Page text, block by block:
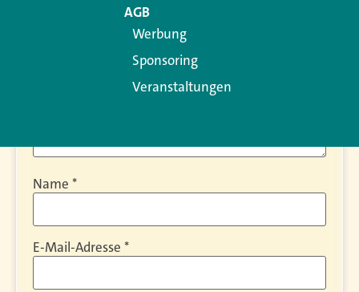
Name *
E-Mail-Adresse *
AGB
Werbung
Sponsoring
Veranstaltungen